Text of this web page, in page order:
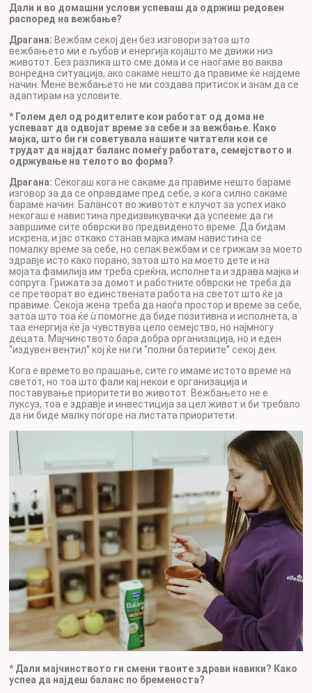
Дали и во домашни услови успеваш да одржиш редовен
распоред на вежбање?
Драгана: Вежбам секој ден без изговори затоа што
вежбањето ми е љубов и енергија којашто ме движи низ
животот. Без разлика што сме дома и се наоѓаме во ваква
вонредна ситуација, ако сакаме нешто да правиме ќе најдеме
начин. Мене вежбањето не ми создава притисок и знам да се
адаптирам на условите.
* Голем дел од родителите кои работат од дома не
успеваат да одвојат време за себе и за вежбање. Како
мајка, што би ги советувала нашите читатели кои се
трудат да најдат баланс помеѓу работата, семејството и
одржување на телото во форма?
Драгана: Секогаш кога не сакаме да правиме нешто бараме
изговор за да се оправдаме пред себе, а кога силно сакаме
бараме начин. Балансот во животот е клучот за успех иако
некогаш е навистина предизвикувачки да успееме да ги
завршиме сите обврски во предвиденото време. Да бидам
искрена, и јас откако станав мајка имам навистина се
помалку време за себе, но сепак вежбам и се грижам за моето
здравје исто како порано, затоа што на моето дете и на
мојата фамилија им треба среќна, исполнета и здрава мајка и
сопруга. Грижата за домот и работните обврски не треба да
се претворат во единствената работа на светот што ќе ја
правиме. Секоја жена треба да наоѓа простор и време за себе,
затоа што тоа ќе ù помогне да биде позитивна и исполнета, а
таа енергија ќе ја чувствува цело семејство, но најмногу
децата. Мајчинството бара добра организација, но и еден
“издувен вентил” кој ќе ни ги “полни батериите” секој ден.
Кога е времето во прашање, сите го имаме истото време на
светот, но тоа што фали кај некои е организација и
поставување приоритети во животот. Вежбањето не е
луксуз, тоа е здравје и инвестиција за цел живот и би требало
да ни биде малку погоре на листата приоритети.
* Дали мајчинството ги смени твоите здрави навики? Како
успеа да најдеш баланс по бременоста?